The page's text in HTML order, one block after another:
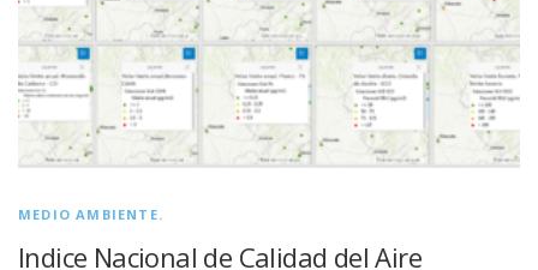
MEDIO AMBIENTE.
Indice Nacional de Calidad del Aire